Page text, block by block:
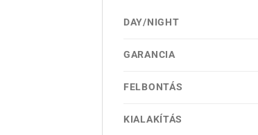
DAY/NIGHT
GARANCIA
FELBONTÁS
KIALAKÍTÁS